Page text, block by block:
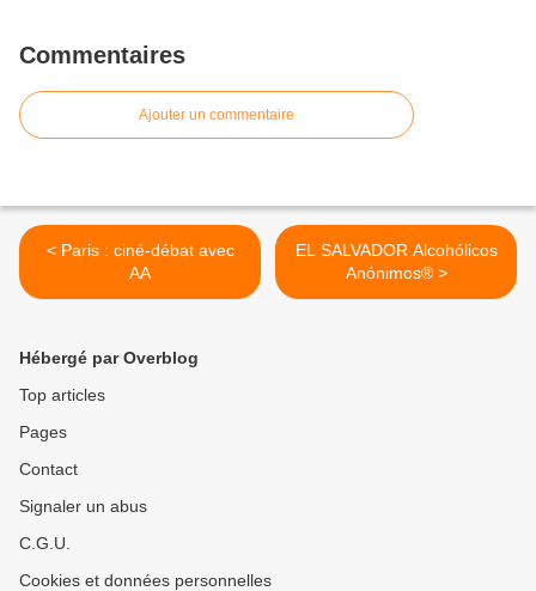
Commentaires
Ajouter un commentaire
< Paris : ciné-débat avec
AA
EL SALVADOR Alcohólicos
Anónimos® >
Hébergé par Overblog
Top articles
Pages
Contact
Signaler un abus
C.G.U.
Cookies et données personnelles